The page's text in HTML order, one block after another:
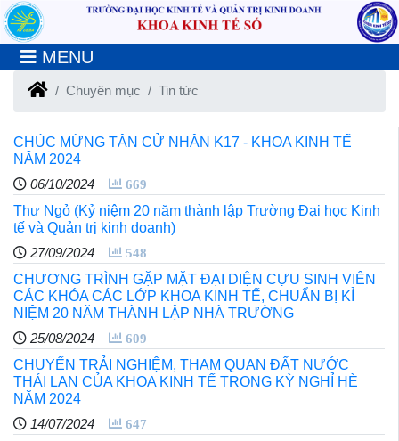
MENU
Chuyên mục Tin tức
CHÚC MỪNG TÂN CỬ NHÂN K17 - KHOA KINH TẾ
NĂM 2024
06/10/2024
669
Thư Ngỏ (Kỷ niệm 20 năm thành lập Trường Đại học Kinh
tế và Quản trị kinh doanh)
27/09/2024
548
CHƯƠNG TRÌNH GẶP MẶT ĐẠI DIỆN CỰU SINH VIÊN
CÁC KHÓA CÁC LỚP KHOA KINH TẾ, CHUẨN BỊ KỈ
NIỆM 20 NĂM THÀNH LẬP NHÀ TRƯỜNG
25/08/2024
609
CHUYẾN TRẢI NGHIỆM, THAM QUAN ĐẤT NƯỚC
THÁI LAN CỦA KHOA KINH TẾ TRONG KỲ NGHỈ HÈ
NĂM 2024
14/07/2024
647